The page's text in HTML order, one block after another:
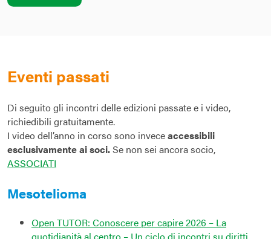
Eventi passati
Di seguito gli incontri delle edizioni passate e i video,
richiedibili gratuitamente.
I video dell’anno in corso sono inveceaccessibili
esclusivamente ai soci.Se non sei ancora socio,
ASSOCIATI
Mesotelioma
Open TUTOR: Conoscere per capire 2026 – La